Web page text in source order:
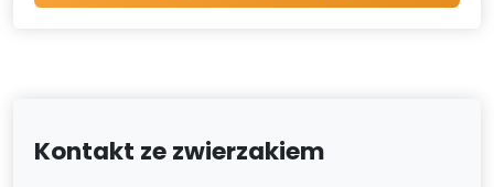
Kontakt ze zwierzakiem